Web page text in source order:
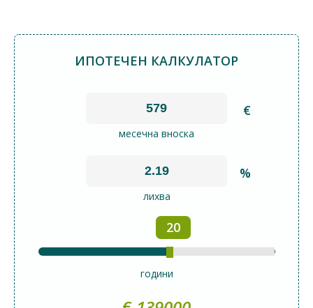
ИПОТЕЧЕН КАЛКУЛАТОР
€
месечна вноска
%
лихва
20
години